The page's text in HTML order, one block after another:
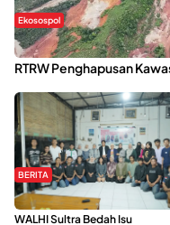
Ekosospol
Kabaena Menanti
RTRW Penghapusan
BERITA
Refleksi Gerakan Perempuan,
WALHI Sultra Bedah Isu